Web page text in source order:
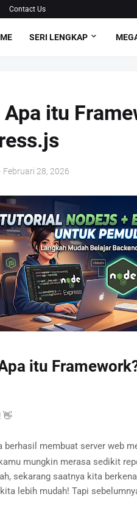
Contact Us
SERI LENGKAP
itu
Februari 28, 2026
itu
👋
membuat server web
mungkin merasa sedikit
sekarang saatnya kita
lebih mudah! Tapi